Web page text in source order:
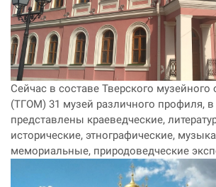
Сейчас в составе Тверского музейного
(ТГОМ) 31 музей различного профиля,
представлены краеведческие,
исторические, этнографические,
мемориальные, природоведческие